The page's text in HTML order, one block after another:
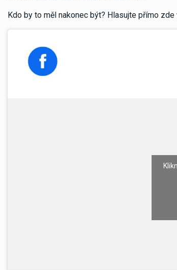
Kdo by to měl nakonec být? Hlasujte přímo